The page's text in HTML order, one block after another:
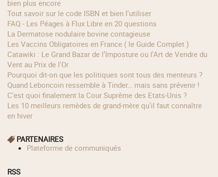
bien plus encore
Tout savoir sur le code ISBN et bien l'utiliser
FAQ - Les Péages à Flux Libre en 20 questions
La Dermatose nodulaire bovine contagieuse
Les Vaccins Obligatoires en France ( le Guide Complet )
Catawiki : Le Grand Bazar de l’Imposture ou l'Art de Vendre du
Vent au Prix de l'Or
Pourquoi dit-on que les politiques sont tous des menteurs ?
Quand Leboncoin ressemble à Tinder… mais sans prévenir !
C'est quoi finalement la Cour Suprême des Etats-Unis ?
Les 10 meilleurs remèdes de grand-mère qu'il faut connaître
en hiver
PARTENAIRES
Plateforme de communiqués
RSS